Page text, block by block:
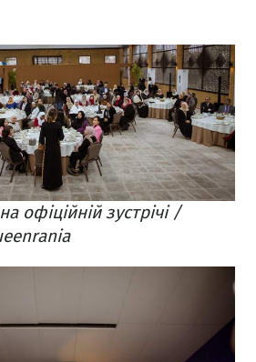
офіційній зустрічі /